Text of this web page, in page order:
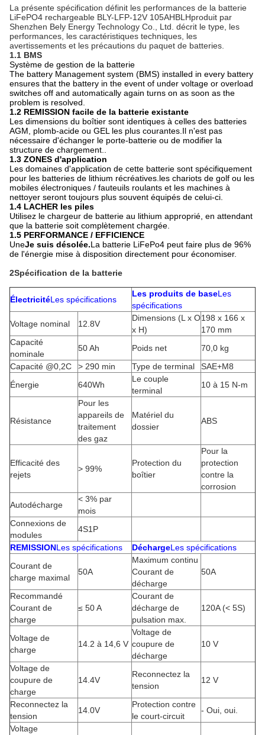
La présente spécification définit les performances de la batterie
LiFePO4 rechargeable BLY-LFP-12V 105AHBLHproduit par
Shenzhen Bely Energy Technology Co., Ltd. décrit le type, les
performances, les caractéristiques techniques, les
avertissements et les précautions du paquet de batteries.
1.1 BMS
Système de gestion de la batterie
The battery Management system (BMS) installed in every battery
ensures that the battery in the event of under voltage or overload
switches off and automatically again turns on as soon as the
problem is resolved.
1.2 REMISSION facile de la batterie existante
Les dimensions du boîtier sont identiques à celles des batteries
AGM, plomb-acide ou GEL les plus courantes.Il n'est pas
nécessaire d'échanger le porte-batterie ou de modifier la
structure de chargement..
1.3 ZONES d'application
Les domaines d'application de cette batterie sont spécifiquement
pour les batteries de lithium récréatives.les chariots de golf ou les
mobiles électroniques / fauteuils roulants et les machines à
nettoyer seront toujours plus souvent équipés de celui-ci.
1.4 LACHER les piles
Utilisez le chargeur de batterie au lithium approprié, en attendant
que la batterie soit complètement chargée.
1.5 PERFORMANCE / EFFICIENCE
UneJe suis désolée.La batterie LiFePo4 peut faire plus de 96%
de l'énergie mise à disposition directement pour économiser.
2Spécification de la batterie
ÉlectricitéLes spécifications
Les produits de baseLes
spécifications
Voltage nominal
12.8V
Dimensions (L x O
x H)
198 x 166 x
170 mm
Capacité
nominale
50 Ah Poids net
70,0 kg
Capacité @0,2C
> 290 min Type de terminal
SAE+M8
Énergie
640Wh
Le couple
terminal
10 à 15 N-m
Résistance
Pour les
appareils de
traitement
des gaz
Matériel du
dossier
ABS
Efficacité des
rejets
> 99%
Protection du
boîtier
Pour la
protection
contre la
corrosion
Autodécharge
< 3% par
mois
Connexions de
modules
4S1P
REMISSIONLes spécifications DéchargeLes spécifications
Courant de
charge maximal
50A
Maximum continu
Courant de
décharge
50A
Recommandé
Courant de
charge
≤ 50 A
Courant de
décharge de
pulsation max.
120A (< 5S)
Voltage de
charge
14.2 à 14,6 V
Voltage de
coupure de
décharge
10 V
Voltage de
coupure de
charge
14.4V
Reconnectez la
tension
12 V
Reconnectez la
tension
14.0V
Protection contre
le court-circuit
- Oui, oui.
Voltage